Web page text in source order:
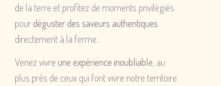
de la terre et profitez de moments privilégiés
pourdéguster des saveurs authentiques
directement à la ferme.
Venez vivreune expérience inoubliable , au
plus près de ceux qui font vivre notre territoire